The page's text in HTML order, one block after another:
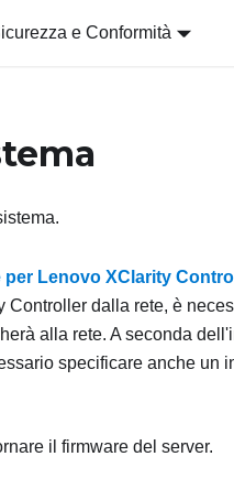
e Conformità
per Lenovo XClarity
Controller dalla rete, è
alla rete. A seconda
specificare anche un
il firmware del server.